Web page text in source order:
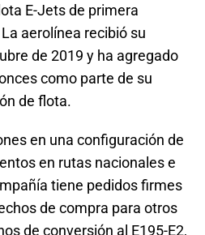
E-Jets de primera
aerolínea recibió su
de 2019 y ha agregado
como parte de su
de flota.
en una configuración de
en rutas nacionales e
tiene pedidos firmes
de compra para otros
de conversión al E195-E2,